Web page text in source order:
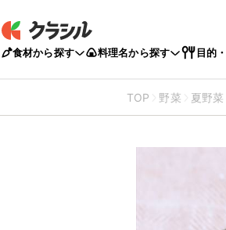
食材から探す 料理名から探す 目的
TOP 野菜 夏野菜